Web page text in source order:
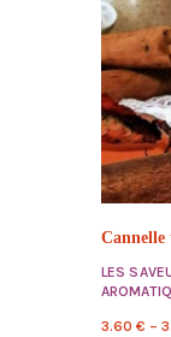
LES
3.60 € –